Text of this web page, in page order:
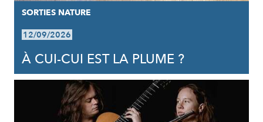
SORTIES NATURE
12/09/2026
À CUI-CUI EST LA PLUME ?